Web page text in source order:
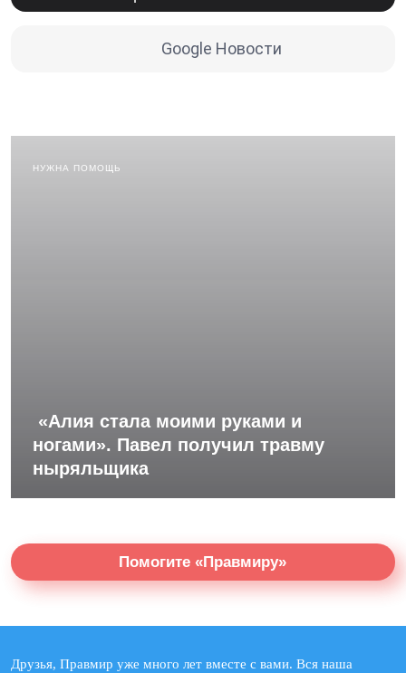
Google Новости
НУЖНА ПОМОЩЬ
«Алия стала моими руками и
ногами». Павел получил травму
ныряльщика
Помогите «Правмиру»
Друзья, Правмир уже много лет вместе с вами. Вся наша